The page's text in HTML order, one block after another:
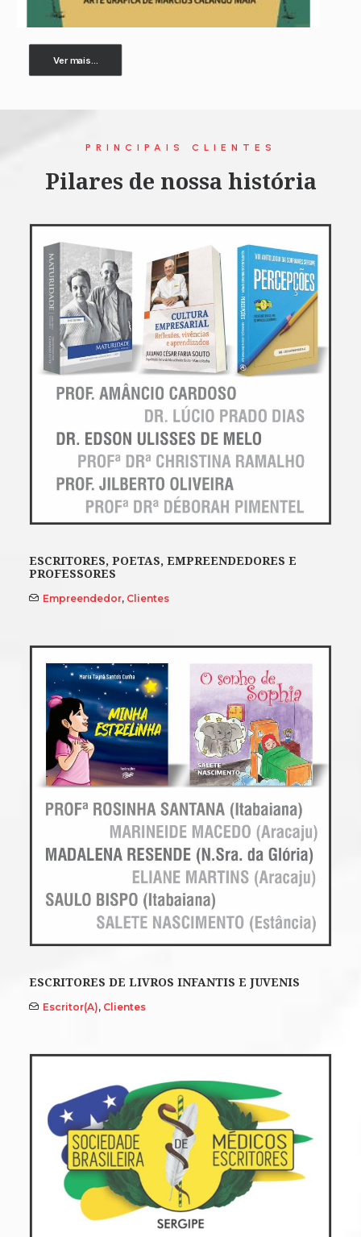
Ver mais...
PRINCIPAIS CLIENTES
Pilares de nossa história
ESCRITORES, POETAS, EMPREENDEDORES E
PROFESSORES
Empreendedor, Clientes
ESCRITORES DE LIVROS INFANTIS E JUVENIS
Escritor(a), Clientes